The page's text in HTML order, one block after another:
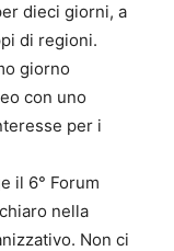
dieci giorni, a
di regioni.
giorno
con uno
per i
il 6° Forum
nella
Non ci